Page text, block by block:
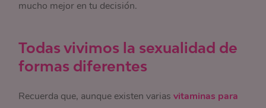
mucho mejor en tu decisión.
Todas vivimos la sexualidad de
formas diferentes
Recuerda que, aunque existen variasvitaminas para